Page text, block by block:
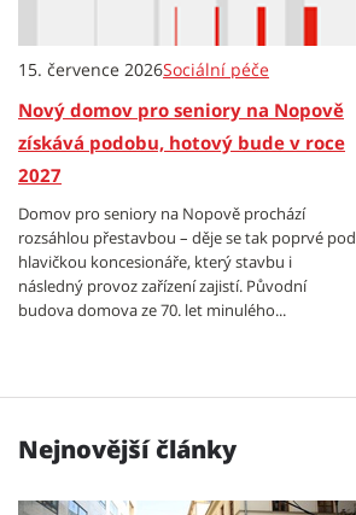
15. července 2026Sociální péče
Nový domov pro seniory na Nopově
získává podobu, hotový bude v roce
2027
Domov pro seniory na Nopově prochází
rozsáhlou přestavbou – děje se tak poprvé pod
hlavičkou koncesionáře, který stavbu i
následný provoz zařízení zajistí. Původní
budova domova ze 70. let minulého...
Nejnovější články